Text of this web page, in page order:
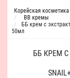
Корейская косметика
BB кремы
ББ крем с
50мл
ББ КРЕМ С